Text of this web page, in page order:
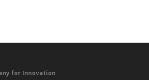
for Innovation